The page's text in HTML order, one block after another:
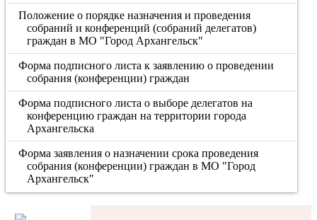
Положение о порядке назначения и проведения
собраний и конференций (собраний делегатов)
граждан в МО "Город Архангельск"
Форма подписного листа к заявлению о проведении
собрания (конференции) граждан
Форма подписного листа о выборе делегатов на
конференцию граждан на территории города
Архангельска
Форма заявления о назначении срока проведения
собрания (конференции) граждан в МО "Город
Архангельск"